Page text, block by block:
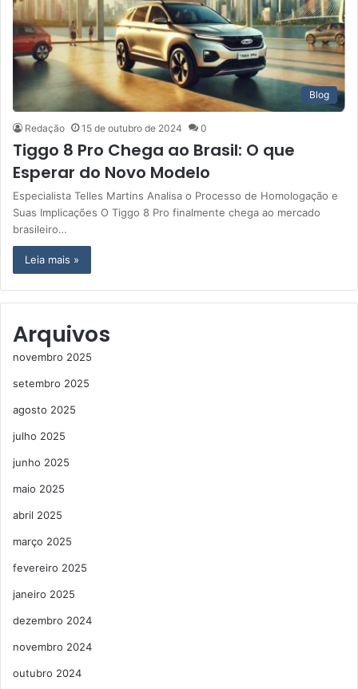
Blog
Redação 15 de outubro de 2024 0
Tiggo 8 Pro Chega ao Brasil: O que
Esperar do Novo Modelo
Especialista Telles Martins Analisa o Processo de Homologação e
Suas Implicações O Tiggo 8 Pro finalmente chega ao mercado
brasileiro…
Leia mais »
Arquivos
novembro 2025
setembro 2025
agosto 2025
julho 2025
junho 2025
maio 2025
abril 2025
março 2025
fevereiro 2025
janeiro 2025
dezembro 2024
novembro 2024
outubro 2024